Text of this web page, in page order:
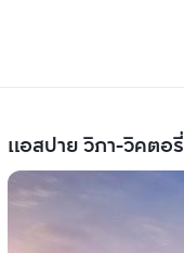
แอสปาย วิภา-วิคตอรี่